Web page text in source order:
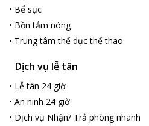
• Bể sục
• Bồn tắm nóng
• Trung tâm thể dục thể thao
Dịch vụ lễ tân
• Lễ tân 24 giờ
• An ninh 24 giờ
• Dịch vụ Nhận/ Trả phòng nhanh